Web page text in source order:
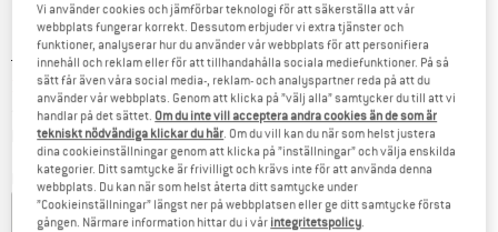
Ursprungligt pris :
54,95€
Pris:
38,47€ inkl. moms
KR421,07
plus fraktkostnaderInformation om fraktkostnader. Öppnas i en inforuta
Färg:Black
Vi använder cookies och jämförbar teknologi för att säkerställa att vår
webbplats fungerar korrekt. Dessutom erbjuder vi extra tjänster och
funktioner, analyserar hur du använder vår webbplats för att personifiera
innehåll och reklam eller för att tillhandahålla sociala mediefunktioner. På så
sätt får även våra social media-, reklam- och analyspartner reda på att du
använder vår webbplats. Genom att klicka på ”välj alla” samtycker du till att vi
handlar på det sättet. Om du inte vill acceptera andra cookies än de som är
tekniskt nödvändiga klickar du här. Om du vill kan du när som helst justera
dina cookieinställningar genom att klicka på ”inställningar” och välja enskilda
kategorier. Ditt samtycke är frivilligt och krävs inte för att använda denna
webbplats. Du kan när som helst återta ditt samtycke under
”Cookieinställningar” längst ner på webbplatsen eller ge ditt samtycke första
gången. Närmare information hittar du i vår integritetspolicy.